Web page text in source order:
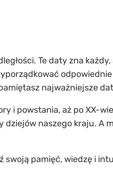
Te daty zna
najważniejsze
i powstania, aż po XX-
naszego kraju. A
swoją pamięć, wiedzę i